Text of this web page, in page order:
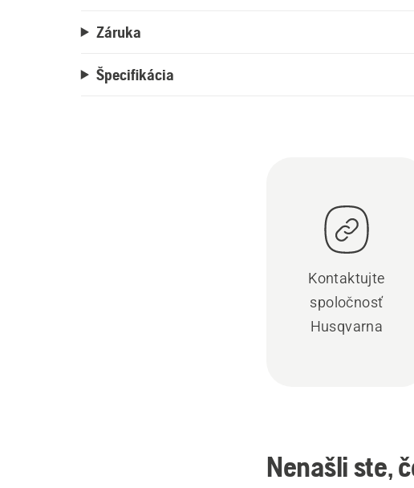
Záruka
Špecifikácia
Kontaktujte
spoločnosť
Husqvarna
Nenašli ste,